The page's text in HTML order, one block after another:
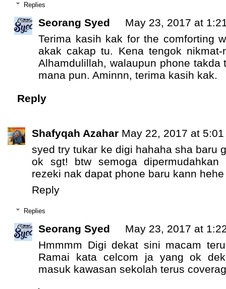
Replies
Seorang Syed
May 23, 2017 at
Terima kasih kak for the comforting
akak cakap tu. Kena tengok
Alhamdulillah, walaupun phone takda
mana pun. Aminnn, terima kasih kak.
Reply
Shafyqah Azahar May 22, 2017 at 5:01
syed try tukar ke digi hahaha sha baru
ok sgt! btw semoga dipermudahkan
rezeki nak dapat phone baru kann hehe
Reply
Replies
Seorang Syed
May 23, 2017 at
Hmmmm Digi dekat sini macam
Ramai kata celcom ja yang ok
masuk kawasan sekolah terus